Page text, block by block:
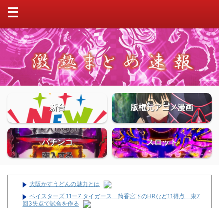
新台 版権元アニメ漫画
パチンコ スロット
大阪かすうどんの魅力とは
ベイスターズ 11ー7 タイガース 筒香宮下のHRなど11得点 東7
回3失点で試合を作る